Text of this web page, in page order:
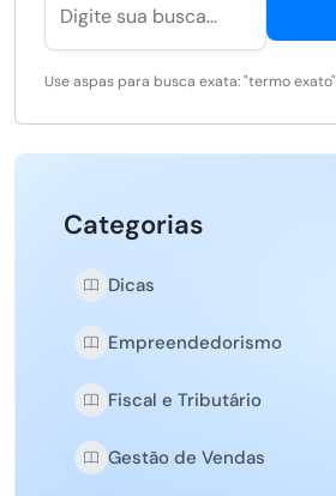
Use aspas para busca exata: "termo exato"
Categorias
Dicas
Empreendedorismo
Fiscal e Tributário
Gestão de Vendas